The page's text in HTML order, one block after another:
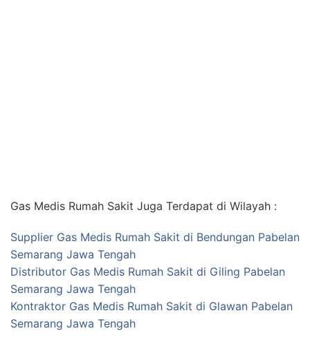
Gas Medis Rumah Sakit Juga Terdapat di Wilayah :
Supplier Gas Medis Rumah Sakit di Bendungan Pabelan
Semarang Jawa Tengah
Distributor Gas Medis Rumah Sakit di Giling Pabelan
Semarang Jawa Tengah
Kontraktor Gas Medis Rumah Sakit di Glawan Pabelan
Semarang Jawa Tengah